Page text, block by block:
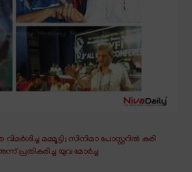
മമ്മൂട്ടി; സിനിമാ പോസ്റ്ററിൽ കരി
പ്രതികരിച്ച യുവ മോർച്ച